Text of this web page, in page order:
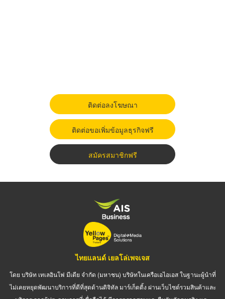
ติดต่อลงโฆษณา
ติดต่อขอเพิ่มข้อมูลธุรกิจฟรี
สมัครสมาชิกฟรี
ไทยแลนด์ เยลโล่เพจเจส
โดย บริษัท เทเลอินโฟ มีเดีย จำกัด (มหาชน) บริษัทในเครือเอไอเอส ในฐานะผู้นำที่
ไม่เคยหยุดพัฒนาบริการที่ดีที่สุดด้านดิจิทัล มาร์เก็ตติ้ง ผ่านเว็บไซต์รวมสินค้าและ